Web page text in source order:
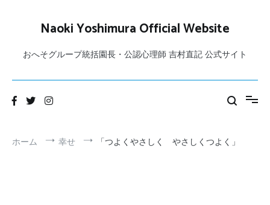
Naoki Yoshimura Official Website
おへそグループ統括園長・公認心理師 吉村直記 公式サイト
ホーム 幸せ 「つよくやさしく やさしくつよく」